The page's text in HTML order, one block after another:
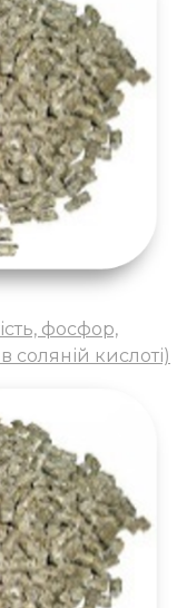
фосфор,
соляній кислоті)